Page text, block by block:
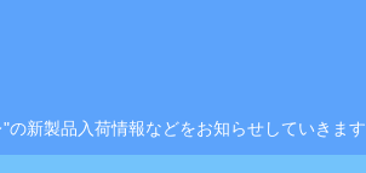
新製品入荷情報などをお知らせしていきます